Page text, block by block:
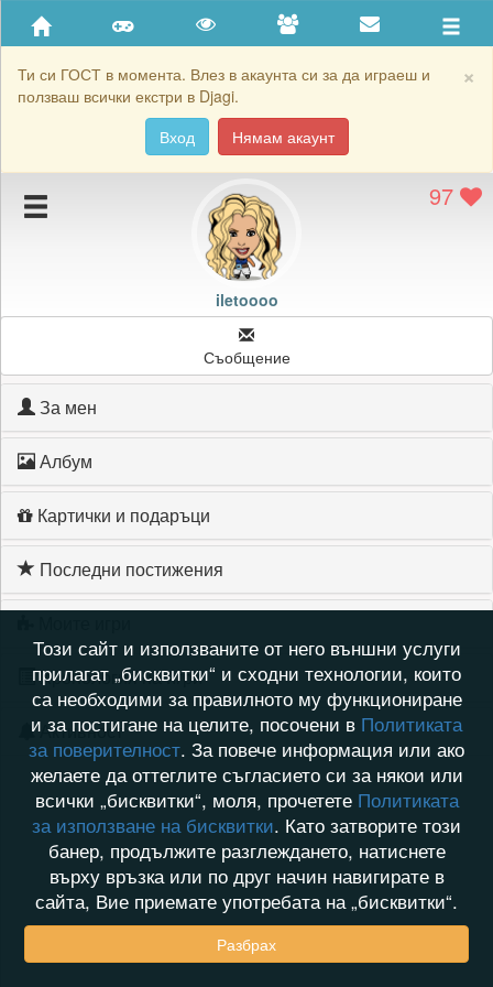
×
Ти си ГОСТ в момента. Влез в акаунта си за да играеш и
ползваш всички екстри в Djagi.
Вход
Нямам акаунт
Приятели
Хронология на игри
Подаръците на iletoooo
Картичките на iletoooo
97
iletoooo
Съобщение
За мен
Албум
Картички и подаръци
Последни постижения
Хронология на игри
Активност
Този сайт и използваните от него външни услуги
прилагат „бисквитки“ и сходни технологии, които
са необходими за правилното му функциониране
и за постигане на целите, посочени в Политиката
за поверителност. За повече информация или ако
желаете да оттеглите съгласието си за някои или
всички „бисквитки“, моля, прочетете Политиката
за използване на бисквитки. Като затворите този
банер, продължите разглеждането, натиснете
върху връзка или по друг начин навигирате в
сайта, Вие приемате употребата на „бисквитки“.
Разбрах